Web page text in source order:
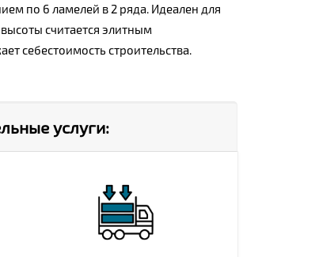
по 6 ламелей в 2 ряда. Идеален для
считается элитным
себестоимость строительства.
услуги: